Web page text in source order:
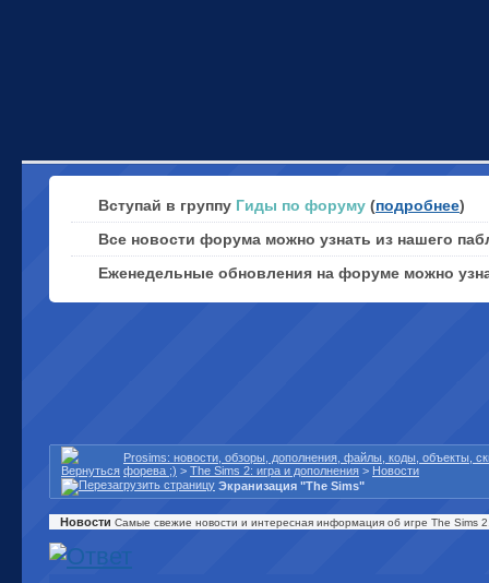
Вступай в группу Гиды по форуму (подробнее)
Все новости форума можно узнать из нашего
Еженедельные обновления на форуме можно
Prosims: новости, обзоры, дополнения, файлы, коды, объекты,
форева ;) > The Sims 2: игра и дополнения > Новости
Экранизация "The Sims"
Новости Самые свежие новости и интересная информация об игре The Sims